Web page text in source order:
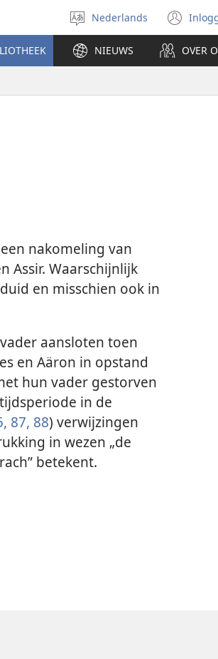
Taal
selecteren
Nederlands
NIEUWS OVER
nakomeling van
Assir. Waarschijnlijk
en misschien ook in
aansloten toen
en Aäron in opstand
hun vader gestorven
in de
87, 88) verwijzingen
in wezen „de
betekent.